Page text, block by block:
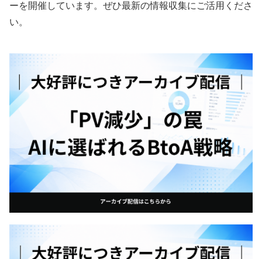
ーを開催しています。ぜひ最新の情報収集にご活用くださ
い。